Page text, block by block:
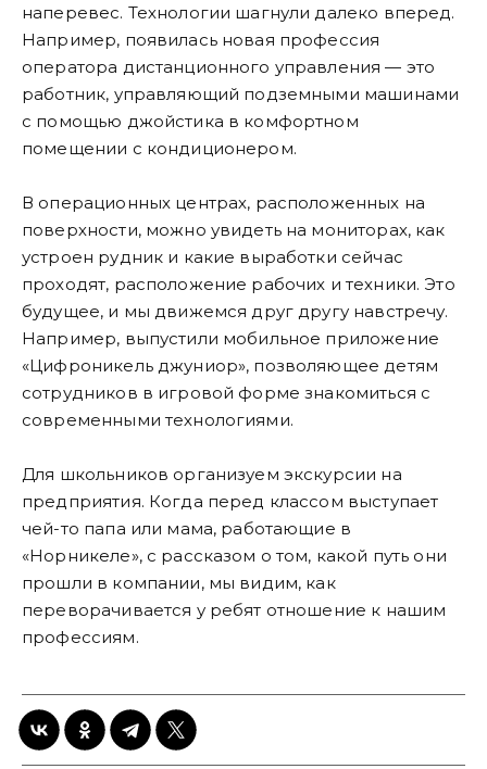
наперевес. Технологии шагнули далеко вперед.
Например, появилась новая профессия
оператора дистанционного управления — это
работник, управляющий подземными машинами
с помощью джойстика в комфортном
помещении с кондиционером.
В операционных центрах, расположенных на
поверхности, можно увидеть на мониторах, как
устроен рудник и какие выработки сейчас
проходят, расположение рабочих и техники. Это
будущее, и мы движемся друг другу навстречу.
Например, выпустили мобильное приложение
«Цифроникель джуниор», позволяющее детям
сотрудников в игровой форме знакомиться с
современными технологиями.
Для школьников организуем экскурсии на
предприятия. Когда перед классом выступает
чей-то папа или мама, работающие в
«Норникеле», с рассказом о том, какой путь они
прошли в компании, мы видим, как
переворачивается у ребят отношение к нашим
профессиям.